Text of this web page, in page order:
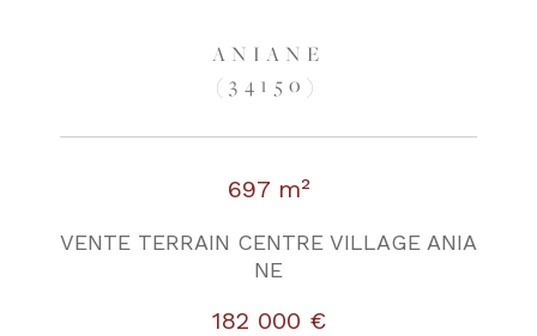
ANIANE
(34150)
697 m²
VENTE TERRAIN CENTRE VILLAGE ANIA
NE
182 000 €